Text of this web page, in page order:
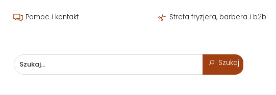
Pomoc i kontakt Strefa fryzjera, barbera i b2b
Szukaj